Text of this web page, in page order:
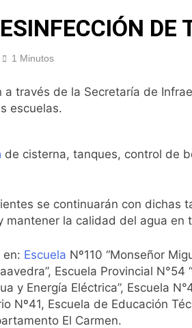
DE
1 Minutos
a través de la Secretaría de
escuelas.
de cisterna, tanques, control de
se continuarán con
mantener la calidad del agua en
en: Escuela Nº110 “Monseñor
Escuela Provincial
y Energía Eléctrica”, Escuela
Nº41, Escuela de Educación
El Carmen.